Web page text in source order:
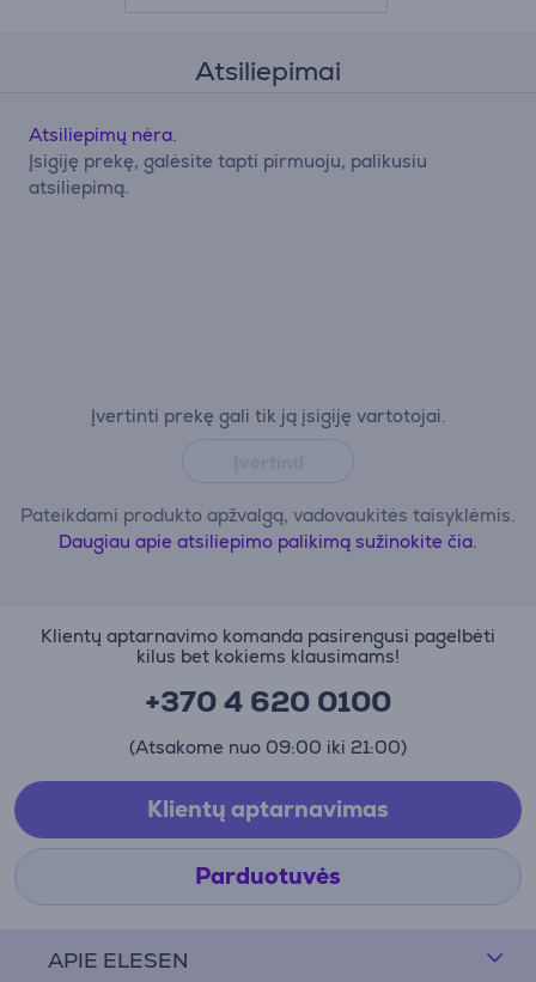
Atsiliepimai
Įvertinti prekę gali tik ją įsigiję vartotojai.
Pateikdami produkto apžvalgą, vadovaukitės taisyklėmis.
Daugiau apie atsiliepimo palikimą sužinokite čia.
Atsiliepimų nėra.
Įsigiję prekę, galėsite tapti pirmuoju, palikusiu
atsiliepimą.
APIE ELESEN
Klientų aptarnavimo komanda pasirengusi pagelbėti
kilus bet kokiems klausimams!
+370 4 620 0100
(Atsakome nuo 09:00 iki 21:00)
Klientų aptarnavimas
Parduotuvės